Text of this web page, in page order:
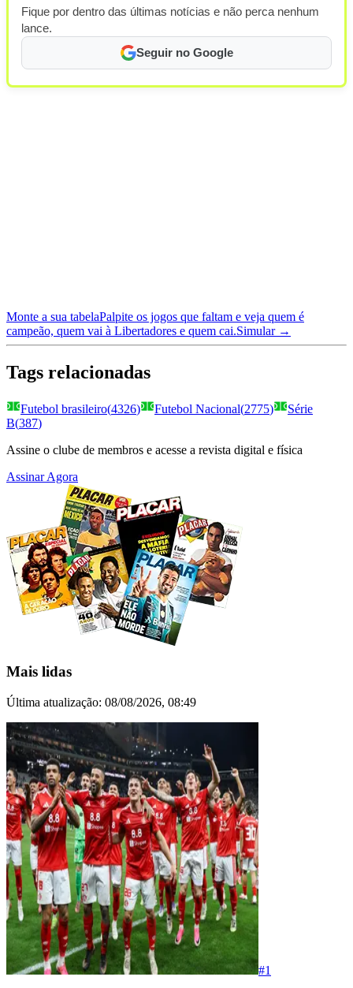
Fique por dentro das últimas notícias e não perca nenhum
lance.
Seguir no Google
Monte a sua tabelaPalpite os jogos que faltam e veja quem é
campeão, quem vai à Libertadores e quem cai.Simular →
Tags relacionadas
Futebol brasileiro(4326) Futebol Nacional(2775)
Série
B(387)
Assine o clube de membros e acesse a revista digital e física
Assinar Agora
Mais lidas
Última atualização: 08/08/2026, 08:49
#1